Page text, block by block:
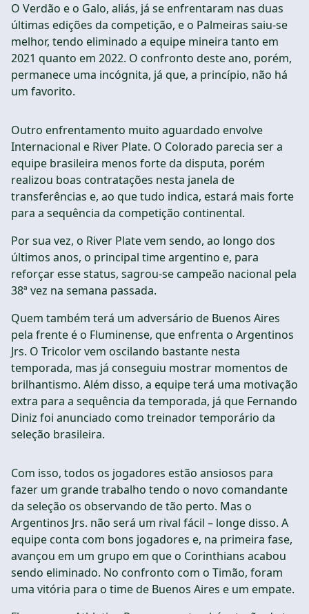
O Verdão e o Galo, aliás, já se enfrentaram nas duas
últimas edições da competição, e o Palmeiras saiu-se
melhor, tendo eliminado a equipe mineira tanto em
2021 quanto em 2022. O confronto deste ano, porém,
permanece uma incógnita, já que, a princípio, não há
um favorito.
Outro enfrentamento muito aguardado envolve
Internacional e River Plate. O Colorado parecia ser a
equipe brasileira menos forte da disputa, porém
realizou boas contratações nesta janela de
transferências e, ao que tudo indica, estará mais forte
para a sequência da competição continental.
Por sua vez, o River Plate vem sendo, ao longo dos
últimos anos, o principal time argentino e, para
reforçar esse status, sagrou-se campeão nacional pela
38ª vez na semana passada.
Quem também terá um adversário de Buenos Aires
pela frente é o Fluminense, que enfrenta o Argentinos
Jrs. O Tricolor vem oscilando bastante nesta
temporada, mas já conseguiu mostrar momentos de
brilhantismo. Além disso, a equipe terá uma motivação
extra para a sequência da temporada, já que Fernando
Diniz foi anunciado como treinador temporário da
seleção brasileira.
Com isso, todos os jogadores estão ansiosos para
fazer um grande trabalho tendo o novo comandante
da seleção os observando de tão perto. Mas o
Argentinos Jrs. não será um rival fácil – longe disso. A
equipe conta com bons jogadores e, na primeira fase,
avançou em um grupo em que o Corinthians acabou
sendo eliminado. No confronto com o Timão, foram
uma vitória para o time de Buenos Aires e um empate.